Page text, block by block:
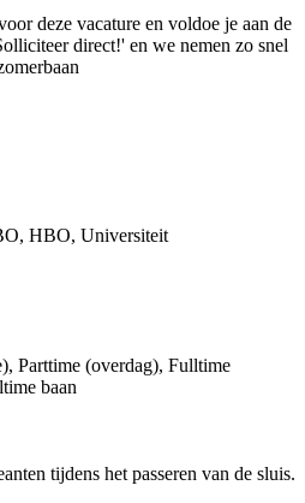
deze vacature en voldoe je aan de
direct!' en we nemen zo snel
HBO, Universiteit
Parttime (overdag), Fulltime
baan
tijdens het passeren van de sluis.